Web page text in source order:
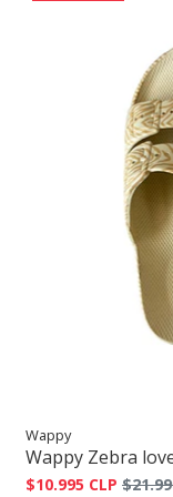
Wappy
Wappy Zebra
$10.995 CLP